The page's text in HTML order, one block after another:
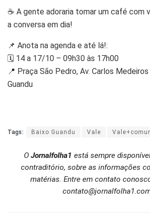
☕ A gente adoraria tomar um café com
a conversa em dia!
📌 Anota na agenda e até lá!:
🗓 14 a 17/10 – 09h30 às 17h00
📍 Praça São Pedro, Av. Carlos
Guandu
Tags: Baixo Guandu Vale
O Jornalfolha1 está sempre
contraditório, sobre as informações
matérias. Entre em contato